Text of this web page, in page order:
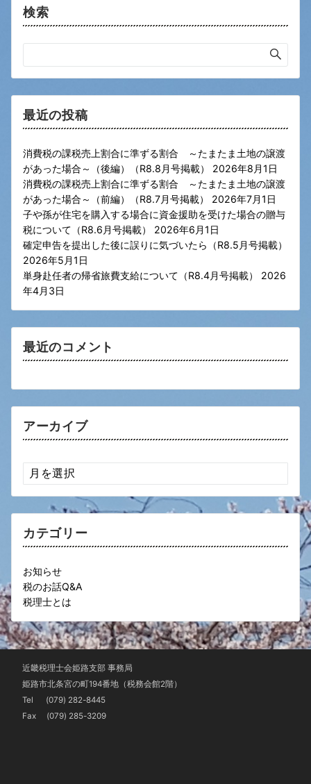
検索
最近の投稿
消費税の課税売上割合に準ずる割合 ～たまたま土地の譲渡
があった場合～（後編）（R8.8月号掲載）
2026年8月1日
消費税の課税売上割合に準ずる割合 ～たまたま土地の譲渡
があった場合～（前編）（R8.7月号掲載）
2026年7月1日
子や孫が住宅を購入する場合に資金援助を受けた場合の贈与
税について（R8.6月号掲載）
2026年6月1日
確定申告を提出した後に誤りに気づいたら（R8.5月号掲載）
2026年5月1日
単身赴任者の帰省旅費支給について（R8.4月号掲載）
2026
年4月3日
最近のコメント
アーカイブ
ア
ー
カ
カテゴリー
お知らせ
税のお話Q&A
税理士とは
近畿税理士会姫路支部 事務局
姫路市北条宮の町194番地（税務会館2階）
Tel (079) 282-8445
Fax (079) 285-3209